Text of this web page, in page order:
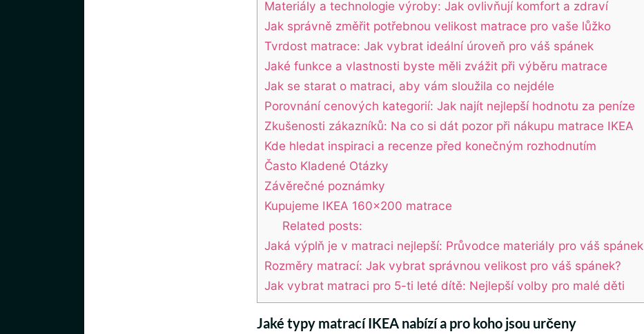
Materiály a technologie výroby:‌ Jak ovlivňují komfort a zdraví
Jak správně změřit potřebnou velikost matrace pro vaše lůžko
Tvrdost ‍matrace: Jak ⁣vybrat ideální úroveň pro váš spánek
Jaké funkce ‌a vlastnosti byste měli zvážit při výběru matrace
Jak ⁤se starat o matraci,‌ aby ​vám sloužila ⁢co nejdéle
Porovnání cenových kategorií: ​Jak⁣ najít nejlepší hodnotu za peníze
Zkušenosti zákazníků: Na co si dát pozor při nákupu matrace IKEA
Kde hledat inspiraci a⁣ recenze před konečným rozhodnutím
Často Kladené Otázky
Závěrečné poznámky
Kupujeme IKEA 160×200 matrace
Related posts:
Jaká výplň je v matraci nejlepší: Průvodce materiály pro váš spánek
Rozměry matrací: Jak vybrat správnou velikost pro váš spánek?
Jak vybrat matraci pro 5-ti leté dítě: Nejlepší volby pro malé děti
Jaké‍ typy matrací IKEA nabízí a pro koho jsou určeny